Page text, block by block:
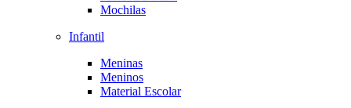
Mochilas
Infantil
Meninas
Meninos
Material Escolar